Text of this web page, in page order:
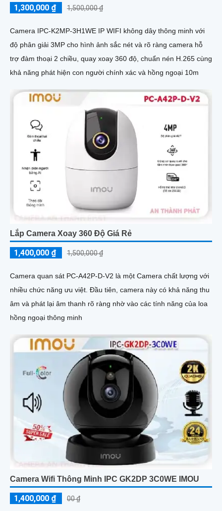
1,300,000 ₫ 1,500,000 ₫
Camera IPC-K2MP-3H1WE IP WIFI không dây thông minh với
độ phân giải 3MP cho hình ảnh sắc nét và rõ ràng camera hỗ
trợ đàm thoại 2 chiều, quay xoay 360 độ, chuẩn nén H.265 cùng
khả năng phát hiện con người chính xác và hồng ngoại 10m
Lắp Camera Xoay 360 Độ Giá Rẻ
1,400,000 ₫ 1,500,000 ₫
Camera quan sát PC-A42P-D-V2 là một Camera chất lượng với
nhiều chức năng ưu việt. Đầu tiên, camera này có khả năng thu
âm và phát lại âm thanh rõ ràng nhờ vào các tính năng của loa
hồng ngoại thông minh
Camera Wifi Thông Minh IPC GK2DP 3C0WE IMOU
1,400,000 ₫ 00 ₫